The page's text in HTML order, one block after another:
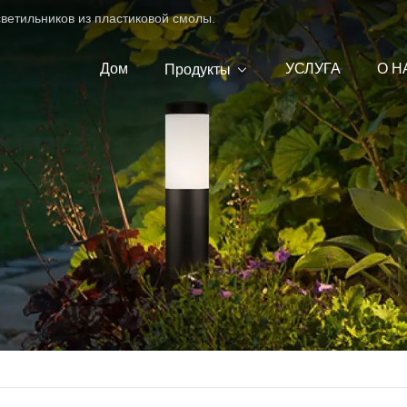
из пластиковой смолы.
Дом Продукты УСЛУГА О